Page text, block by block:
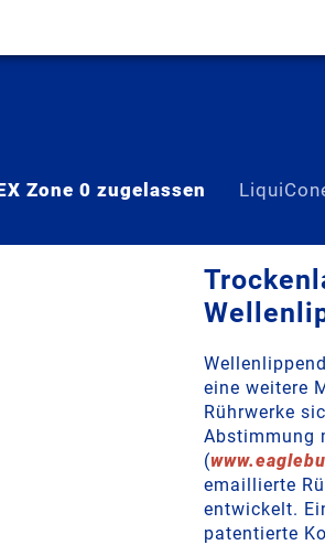
Zone 0 zugelassen
eine weitere
Rührwerke
Abstimmung
(
emaillierte
entwickelt.
patentierte